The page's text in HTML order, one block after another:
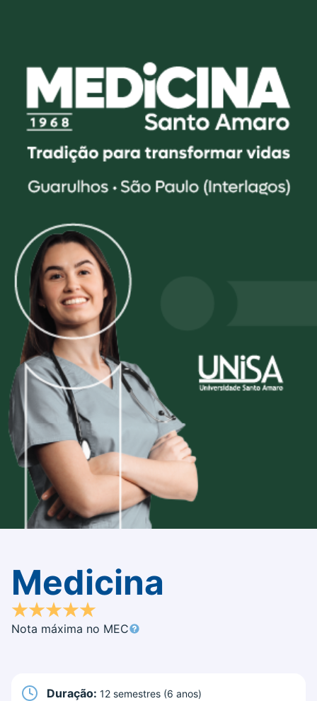
Medicina | UNISA - Universidade
UNISA - Universidade Santo Amaro
Medicina
Nota máxima no MEC
Duração: 12 semestres (6 anos)